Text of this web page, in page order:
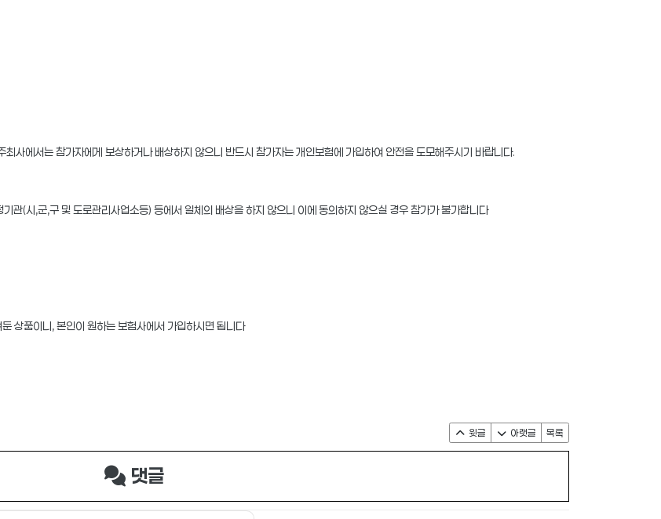
사에서는 참가자에게 보상하거나 배상하지 않으니 반드시 참가자는 개인보험에 가입하여 안전을 도모해주시기 바랍니다.
관(시,군,구 및 도로관리사업소등) 등에서 일체의 배상을 하지 않으니 이에 동의하지 않으실 경우 참가가 불가합니다
상품이니, 본인이 원하는 보험사에서 가입하시면 됩니다
윗글 아랫글 목록
댓글